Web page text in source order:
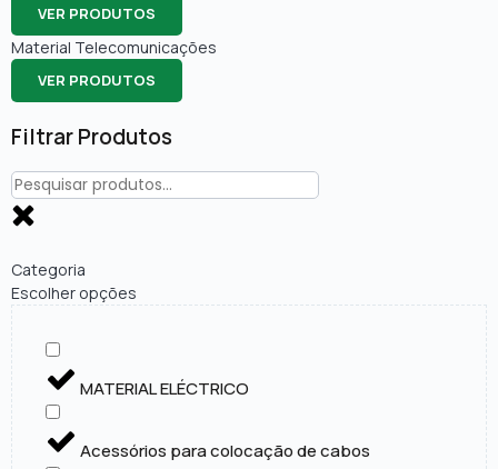
Filtrar Produtos
Categoria
Escolher opções
MATERIAL ELÉCTRICO
Acessórios para colocação de cabos
VER PRODUTOS
Material Telecomunicações
VER PRODUTOS